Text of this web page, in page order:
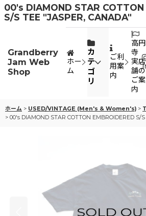
00's DIAMOND STAR COTTON
S/S TEE "JASPER, CANADA"
Grandberry
Jam Web
Shop
ホー
ム
カ
テ
ゴ
リ
ご利
用案
内
高円
寺
実店
舗の
ご案
内
ホーム > USED/VINTAGE (Men's & Women's) >
> 00's DIAMOND STAR COTTON EMBROIDERED S/